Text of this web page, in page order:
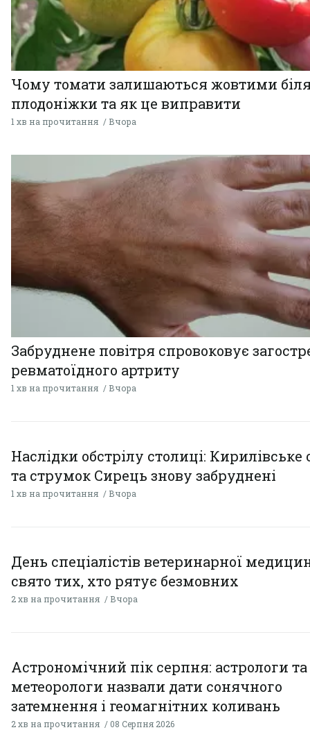
Чому томати залишаються жовтими
плодоніжки та як це виправити
1 хв на прочитання Вчора
Забруднене повітря спровоковує
ревматоїдного артриту
1 хв на прочитання Вчора
Наслідки обстрілу столиці: Кирилівське
та струмок Сирець знову забруднені
1 хв на прочитання Вчора
День спеціалістів ветеринарної
свято тих, хто рятує безмовних
2 хв на прочитання Вчора
Астрономічний пік серпня: астрологи та
метеорологи назвали дати сонячного
затемнення і геомагнітних коливань
2 хв на прочитання 08 Серпня 2026